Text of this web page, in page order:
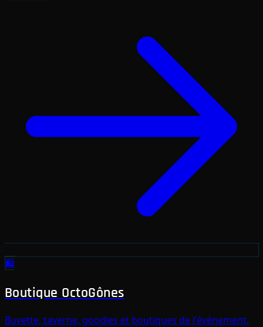
🛍️
Boutique OctoGônes
Buvette, taverne, goodies et boutiques de l'événement.